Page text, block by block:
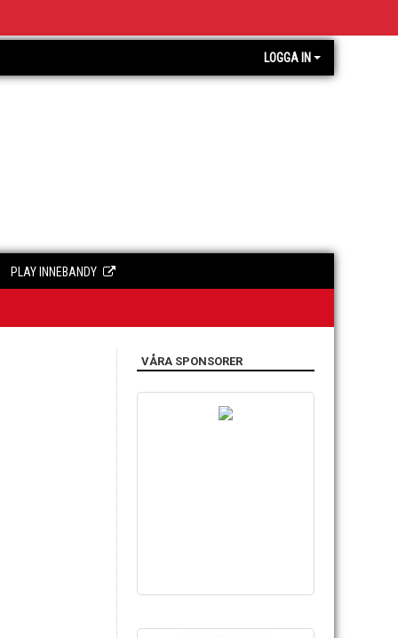
LOGGA IN
PLAY INNEBANDY
VÅRA SPONSORER